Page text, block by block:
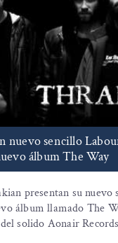
nuevo sencillo
álbum The Way
presentan su nuevo
álbum llamado The
solido Aonair Records